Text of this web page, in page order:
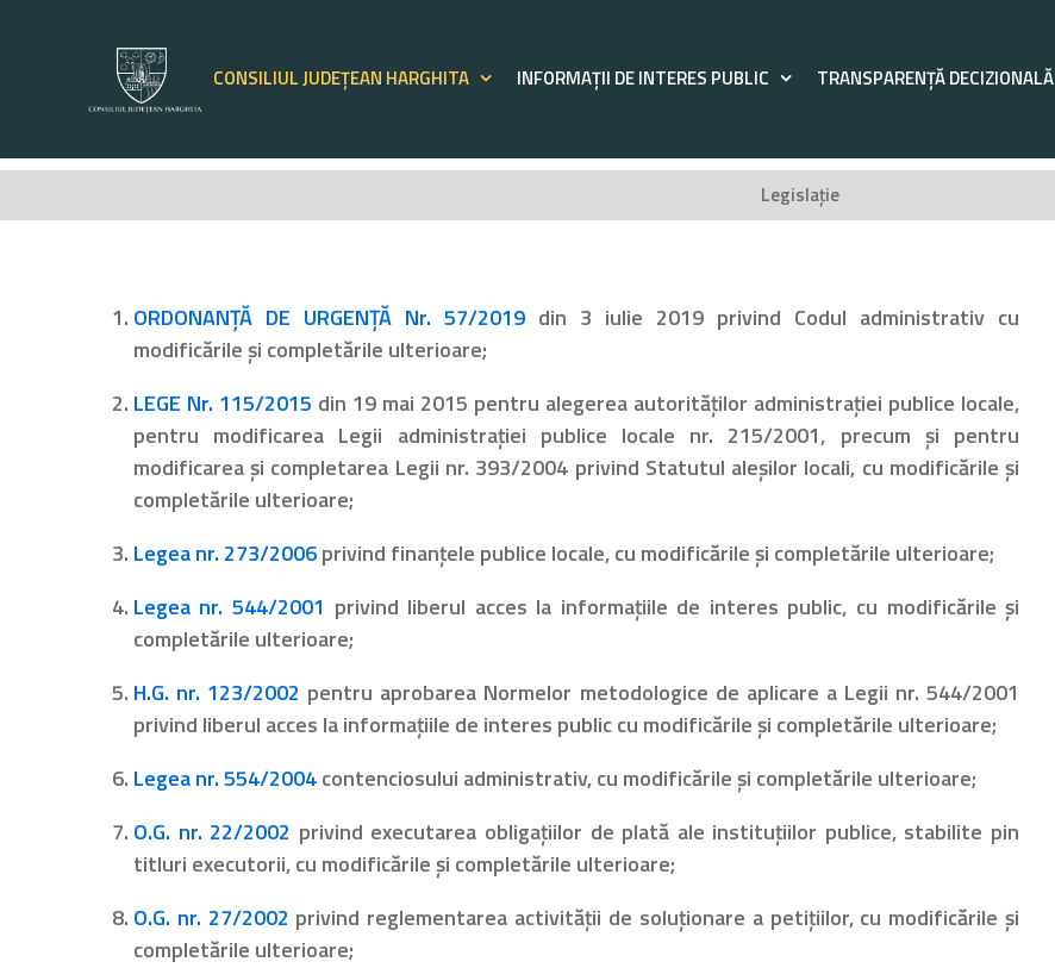
CONSILIUL JUDEȚEAN HARGHITA INFORMAȚII DE INTERES PUBLIC TRANSPARENȚĂ DECIZIONALĂ
Legislație
ORDONANŢĂ DE URGENŢĂ Nr. 57/2019din 3 iulie 2019 privind Codul administrativ cu
modificările și completările ulterioare;
LEGE Nr. 115/2015 din 19 mai 2015 pentru alegerea autorităţilor administraţiei publice locale,
pentru modificarea Legii administraţiei publice locale nr. 215/2001, precum şi pentru
modificarea şi completarea Legii nr. 393/2004 privind Statutul aleşilor locali, cu modificările și
completările ulterioare;
Legea nr. 273/2006privind finanţele publice locale, cu modificările și completările ulterioare;
Legea nr. 544/2001 privind liberul acces la informaţiile de interes public, cu modificările și
completările ulterioare;
H.G. nr. 123/2002 pentru aprobarea Normelor metodologice de aplicare a Legii nr. 544/2001
privind liberul acces la informaţiile de interes public cu modificările și completările ulterioare;
Legea nr. 554/2004contenciosului administrativ, cu modificările și completările ulterioare;
O.G. nr. 22/2002 privind executarea obligaţiilor de plată ale instituţiilor publice, stabilite pin
titluri executorii, cu modificările și completările ulterioare;
O.G. nr. 27/2002 privind reglementarea activităţii de soluţionare a petiţiilor, cu modificările și
completările ulterioare;